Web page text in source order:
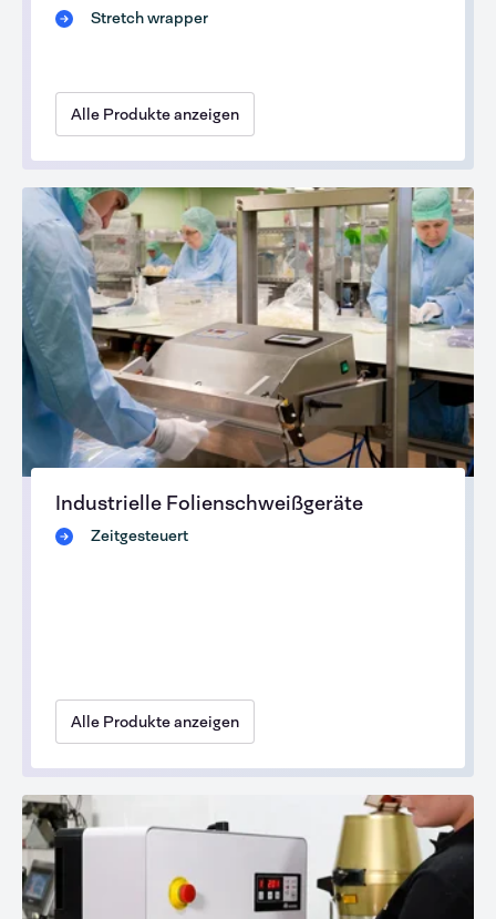
Stretch wrapper
Alle Produkte anzeigen
Industrielle Folienschweißgeräte
Zeitgesteuert
Alle Produkte anzeigen